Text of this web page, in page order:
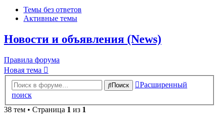
Темы без ответов
Активные темы
Новости и объявления (News)
Правила форума
Новая тема
Поиск
Расширенный
поиск
38 тем • Страница 1 из 1